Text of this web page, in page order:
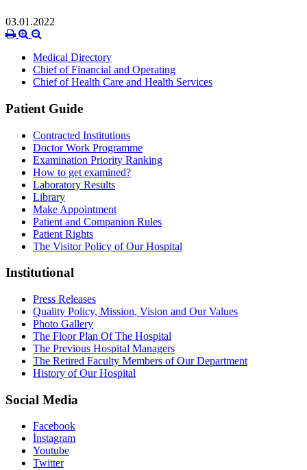
03.01.2022
Medical Directory
Chief of Financial and Operating
Chief of Health Care and Health Services
Patient Guide
Contracted Institutions
Doctor Work Programme
Examination Priority Ranking
How to get examined?
Laboratory Results
Library
Make Appointment
Patient and Companion Rules
Patient Rights
The Visitor Policy of Our Hospital
Institutional
Press Releases
Quality Policy, Mission, Vision and Our Values
Photo Gallery
The Floor Plan Of The Hospital
The Previous Hospital Managers
The Retired Faculty Members of Our Department
History of Our Hospital
Social Media
Facebook
İnstagram
Youtube
Twitter